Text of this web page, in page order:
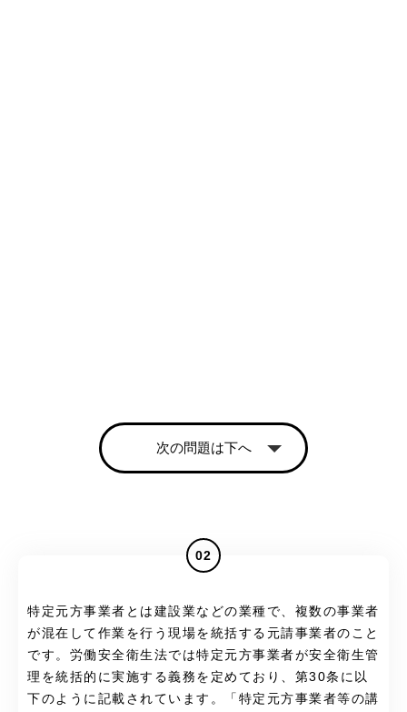
次の問題は下へ
02
特定元方事業者とは建設業などの業種で、複数の事業者
が混在して作業を行う現場を統括する元請事業者のこと
です。労働安全衛生法では特定元方事業者が安全衛生管
理を統括的に実施する義務を定めており、第30条に以
下のように記載されています。「特定元方事業者等の講